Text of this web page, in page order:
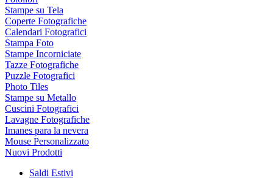
Stampe su Tela
Coperte Fotografiche
Calendari Fotografici
Stampa Foto
Stampe Incorniciate
Tazze Fotografiche
Puzzle Fotografici
Photo Tiles
Stampe su Metallo
Cuscini Fotografici
Lavagne Fotografiche
Imanes para la nevera
Mouse Personalizzato
Nuovi Prodotti
Saldi Estivi